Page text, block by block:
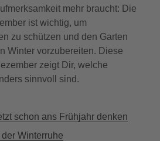
mehr braucht: Die
ist wichtig, um
zu schützen und den Garten
Winter vorzubereiten. Diese
zeigt Dir, welche
sinnvoll sind.
schon ans Frühjahr denken
Winterruhe